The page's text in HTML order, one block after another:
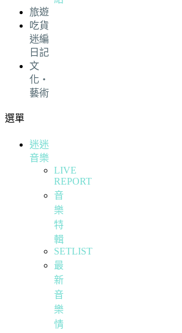
旅遊
吃貨
迷編
日記
文
化・
藝術
選單
迷迷
音樂
LIVE
REPORT
音
樂
特
輯
SETLIST
最
新
音
樂
情